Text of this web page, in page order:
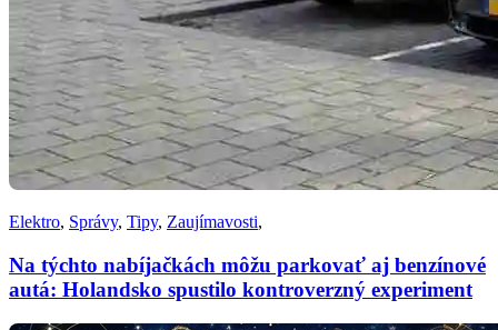
Elektro, Správy, Tipy, Zaujímavosti,
Na týchto nabíjačkách môžu parkovať aj benzínové
autá: Holandsko spustilo kontroverzný experiment